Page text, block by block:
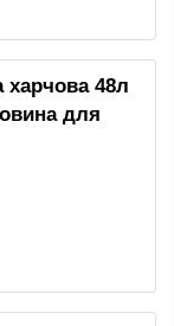
харчова 48л
для